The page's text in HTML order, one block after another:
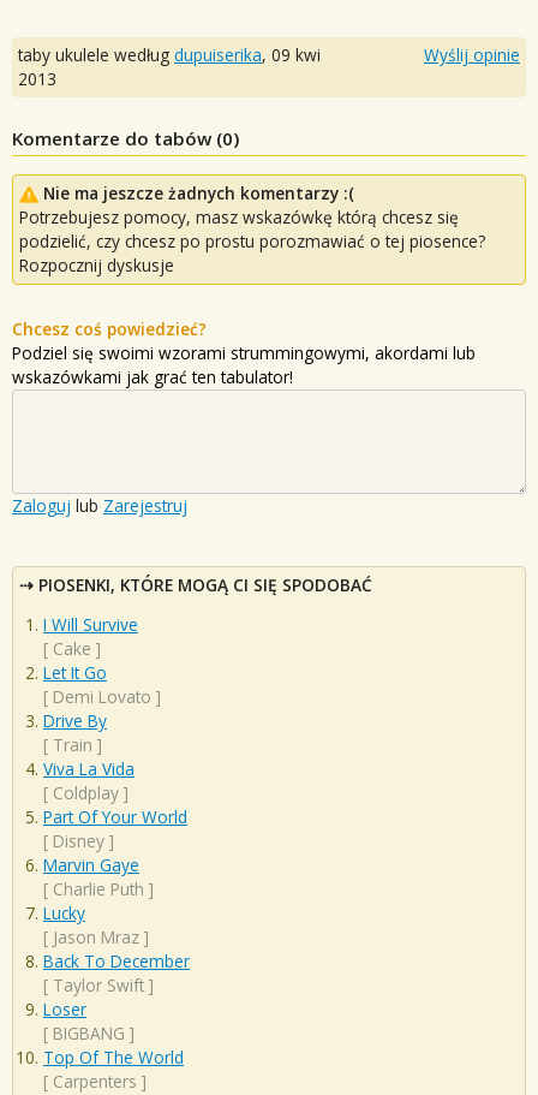
taby ukulele według dupuiserika, 09 kwi
2013
Wyślij opinie
Komentarze do tabów (0)
Nie ma jeszcze żadnych komentarzy :(
Potrzebujesz pomocy, masz wskazówkę którą chcesz się
podzielić, czy chcesz po prostu porozmawiać o tej piosence?
Rozpocznij dyskusje
Chcesz coś powiedzieć?
Podziel się swoimi wzorami strummingowymi, akordami lub
wskazówkami jak grać ten tabulator!
Zaloguj lub Zarejestruj
PIOSENKI, KTÓRE MOGĄ CI SIĘ SPODOBAĆ
I Will Survive
[ Cake ]
Let It Go
[ Demi Lovato ]
Drive By
[ Train ]
Viva La Vida
[ Coldplay ]
Part Of Your World
[ Disney ]
Marvin Gaye
[ Charlie Puth ]
Lucky
[ Jason Mraz ]
Back To December
[ Taylor Swift ]
Loser
[ BIGBANG ]
Top Of The World
[ Carpenters ]